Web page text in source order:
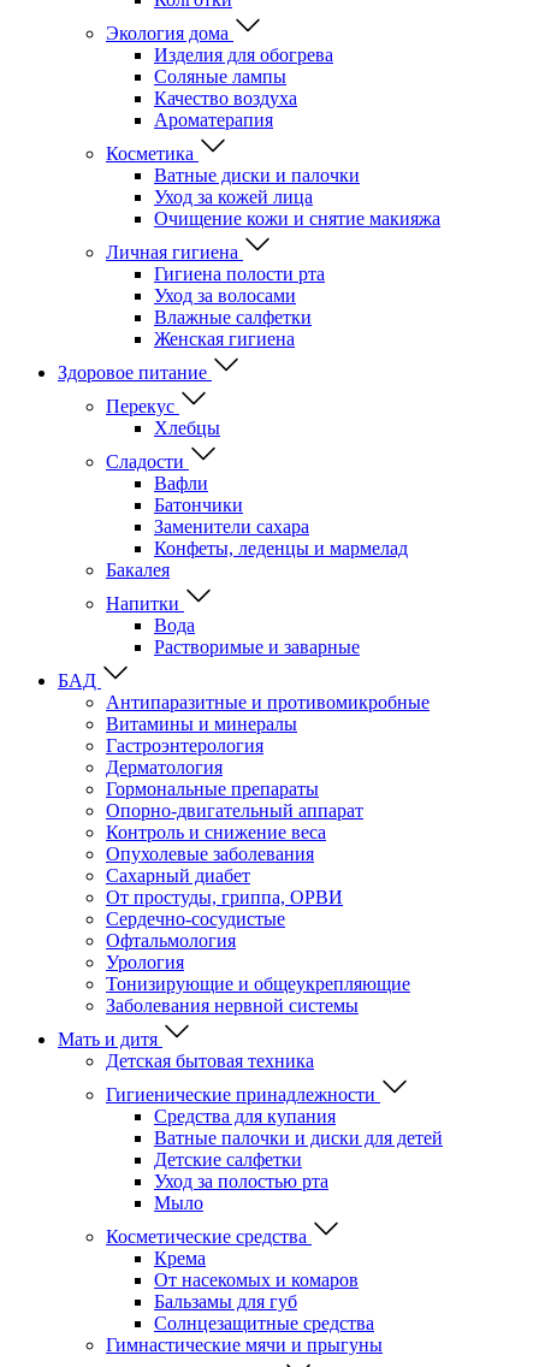
Экология дома
Изделия для обогрева
Соляные лампы
Качество воздуха
Ароматерапия
Косметика
Ватные диски и палочки
Уход за кожей лица
Очищение кожи и снятие макияжа
Личная гигиена
Гигиена полости рта
Уход за волосами
Влажные салфетки
Женская гигиена
Здоровое питание
Перекус
Хлебцы
Сладости
Вафли
Батончики
Заменители сахара
Конфеты, леденцы и мармелад
Бакалея
Напитки
Вода
Растворимые и заварные
БАД
Антипаразитные и противомикробные
Витамины и минералы
Гастроэнтерология
Дерматология
Гормональные препараты
Опорно-двигательный аппарат
Контроль и снижение веса
Опухолевые заболевания
Сахарный диабет
От простуды, гриппа, ОРВИ
Сердечно-сосудистые
Офтальмология
Урология
Тонизирующие и общеукрепляющие
Заболевания нервной системы
Мать и дитя
Детская бытовая техника
Гигиенические принадлежности
Средства для купания
Ватные палочки и диски для детей
Детские салфетки
Уход за полостью рта
Мыло
Косметические средства
Крема
От насекомых и комаров
Бальзамы для губ
Солнцезащитные средства
Гимнастические мячи и прыгуны